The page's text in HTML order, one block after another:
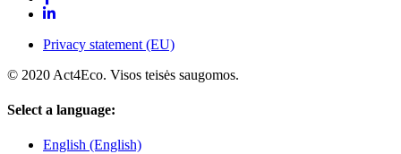
Privacy statement (EU)
© 2020 Act4Eco. Visos teisės saugomos.
Select a language:
English (English)